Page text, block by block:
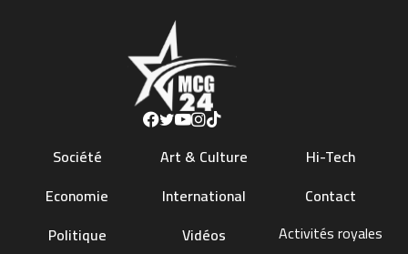
Société
Economie
Politique
Art & Culture
International
Vidéos
Hi-Tech
Contact
Activités royales